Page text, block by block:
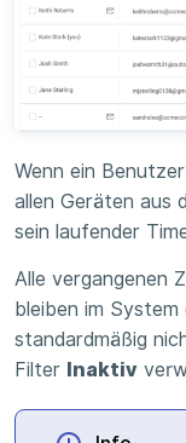
Wenn ein
allen Geräten aus
sein laufender
Alle vergangenen
bleiben im
standardmäßig
Filter Inaktiv